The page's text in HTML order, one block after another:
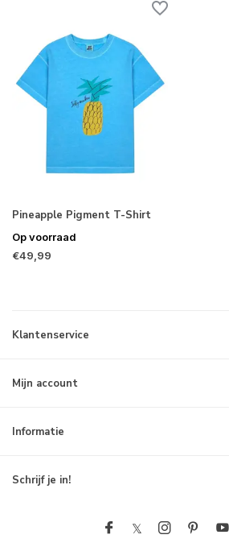
Pineapple Pigment T-Shirt
Op voorraad
€49,99
Klantenservice
Mijn account
Informatie
Schrijf je in!